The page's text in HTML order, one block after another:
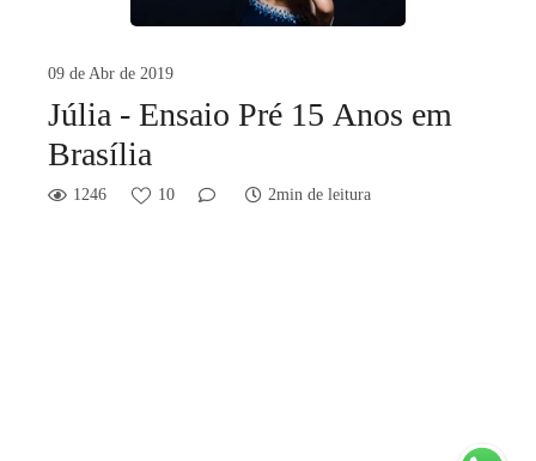
09 de Abr de 2019
Júlia - Ensaio Pré 15 Anos em
Brasília
1246 10 2min de leitura